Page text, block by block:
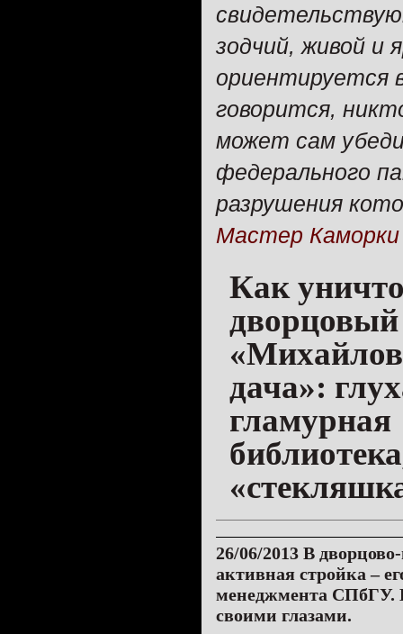
зодчий, живой и
ориентируется
говорится,
может сам
федерального
разрушения
Мастер Каморки
Как
дача»:
гламурная
26/06/2013 В
активная стройка –
менеджмента СПбГУ.
своими глазами.